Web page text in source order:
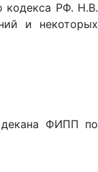
кодекса РФ. Н.В.
и некоторых
декана ФИПП по